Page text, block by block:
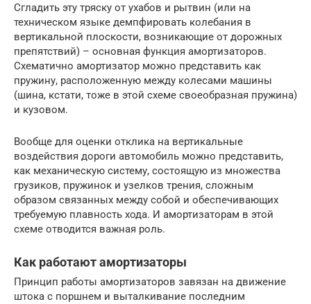
Сгладить эту тряску от ухабов и рытвин (или на
техническом языке демпфировать колебания в
вертикальной плоскости, возникающие от дорожных
препятствий) – основная функция амортизаторов.
Схематично амортизатор можно представить как
пружину, расположенную между колесами машины
(шина, кстати, тоже в этой схеме своеобразная пружина)
и кузовом.
Вообще для оценки отклика на вертикальные
воздействия дороги автомобиль можно представить,
как механическую систему, состоящую из множества
грузиков, пружинок и узелков трения, сложным
образом связанных между собой и обеспечивающих
требуемую плавность хода. И амортизаторам в этой
схеме отводится важная роль.
Как работают амортизаторы
Принцип работы амортизаторов завязан на движение
штока с поршнем и выталкивание последним